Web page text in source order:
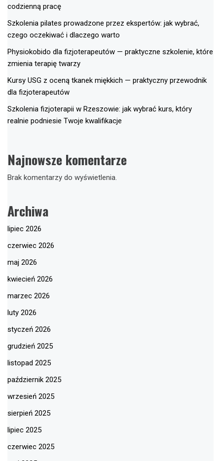
codzienną pracę
Szkolenia pilates prowadzone przez ekspertów: jak wybrać,
czego oczekiwać i dlaczego warto
Physiokobido dla fizjoterapeutów — praktyczne szkolenie, które
zmienia terapię twarzy
Kursy USG z oceną tkanek miękkich — praktyczny przewodnik
dla fizjoterapeutów
Szkolenia fizjoterapii w Rzeszowie: jak wybrać kurs, który
realnie podniesie Twoje kwalifikacje
Najnowsze komentarze
Brak komentarzy do wyświetlenia.
Archiwa
lipiec 2026
czerwiec 2026
maj 2026
kwiecień 2026
marzec 2026
luty 2026
styczeń 2026
grudzień 2025
listopad 2025
październik 2025
wrzesień 2025
sierpień 2025
lipiec 2025
czerwiec 2025